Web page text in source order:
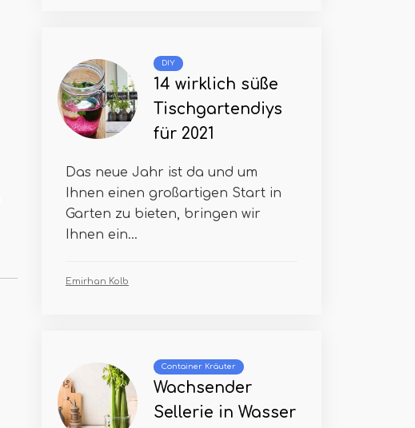
DIY
14 wirklich süße
Tischgartendiys
für 2021
Das neue Jahr ist da und um
Ihnen einen großartigen Start in
Garten zu bieten, bringen wir
Ihnen ein...
Emirhan Kolb
Container Kräuter
Wachsender
Sellerie in Wasser